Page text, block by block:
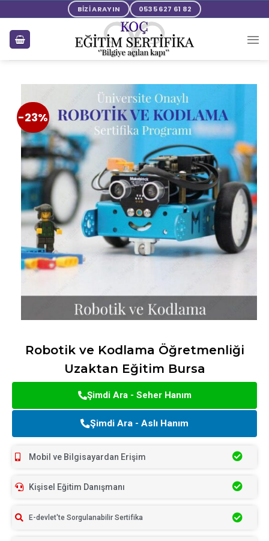
BİZİ ARAYIN 0535 627 61 82
-23%
Robotik ve Kodlama Öğretmenliği
Uzaktan Eğitim Bursa
Şimdi Ara - Seher Hanım
Şimdi Ara - Aslı Hanım
Mobil ve Bilgisayardan Erişim
Kişisel Eğitim Danışmanı
E-devlet'te Sorgulanabilir Sertifika